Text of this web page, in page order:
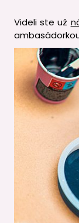
Videli ste už